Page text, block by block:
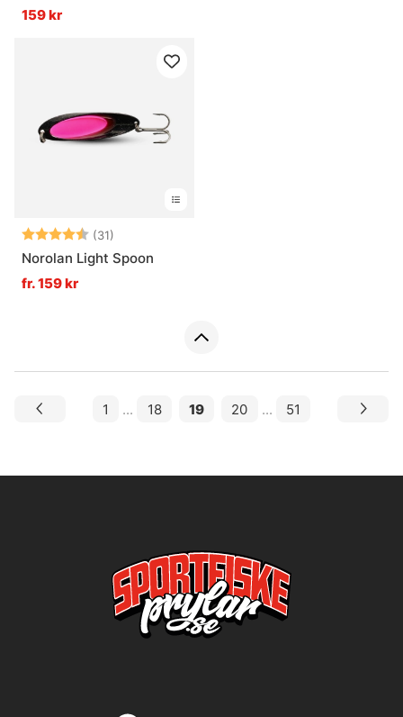
159 kr
Betyg: (31)
Norolan Light Spoon
fr. 159 kr
1 ... 18 19 20 ... 51